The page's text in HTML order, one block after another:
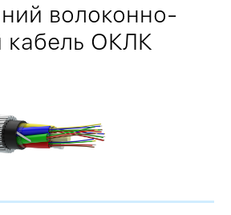
волоконно-
кабель ОКЛК